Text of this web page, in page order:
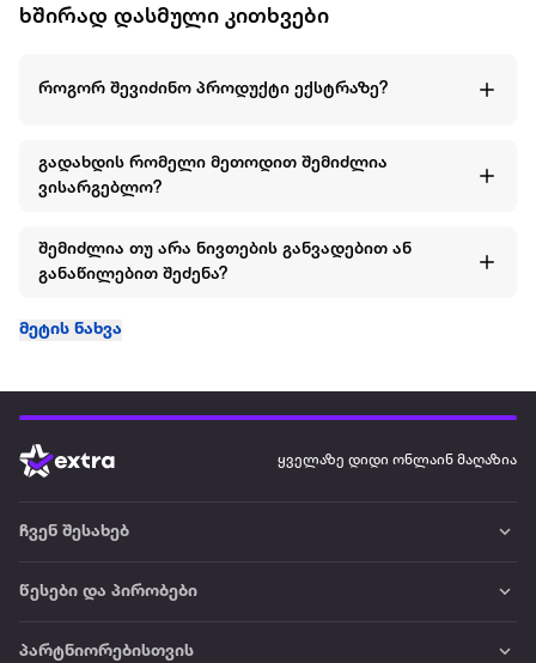
ხშირად დასმული კითხვები
როგორ შევიძინო პროდუქტი ექსტრაზე?
გადახდის რომელი მეთოდით შემიძლია
ვისარგებლო?
შემიძლია თუ არა ნივთების განვადებით ან
განაწილებით შეძენა?
მეტის ნახვა
ყველაზე დიდი ონლაინ მაღაზია
ჩვენ შესახებ
წესები და პირობები
პარტნიორებისთვის